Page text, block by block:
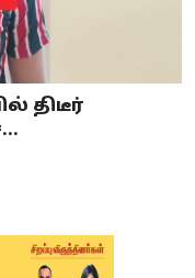
திடீர்